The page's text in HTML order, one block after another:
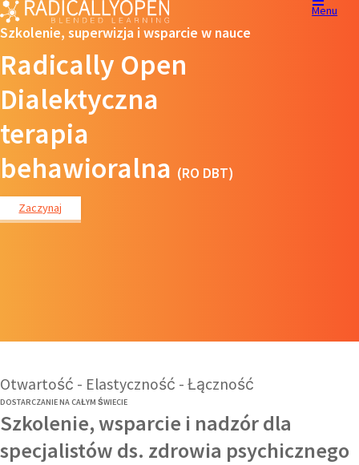
Menu
Szkolenie, superwizja i wsparcie w nauce
Radically Open
Dialektyczna
terapia
behawioralna (RO DBT)
Zaczynaj
Otwartość - Elastyczność - Łączność
DOSTARCZANIE NA CAŁYM ŚWIECIE
Szkolenie, wsparcie i nadzór dla
specjalistów ds. zdrowia psychicznego